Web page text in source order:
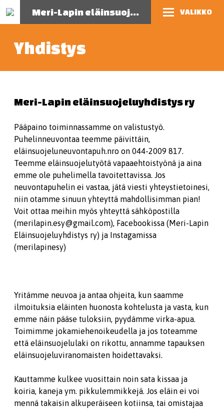
Meri-Lapin eläinsuojeluyhdistys VALIKKO
Yhdistys
Meri-Lapin eläinsuojeluyhdistys ry
Pääpaino toiminnassamme on valistustyö.
Puhelinneuvontaa teemme päivittäin,
eläinsuojeluneuvontapuh.nro on 044-2009 817.
Teemme eläinsuojelutyötä vapaaehtoistyönä ja aina
emme ole puhelimella tavoitettavissa. Jos
neuvontapuhelin ei vastaa, jätä viesti yhteystietoinesi,
niin otamme sinuun yhteyttä mahdollisimman pian!
Voit ottaa meihin myös yhteyttä sähköpostilla
(merilapin.esy@gmail.com), Facebookissa (Meri-Lapin
Eläinsuojeluyhdistys ry) ja Instagamissa
(merilapinesy)
Yritämme neuvoa ja antaa ohjeita, kun saamme
ilmoituksia eläinten huonosta kohtelusta ja vasta, kun
emme näin pääse tuloksiin, pyydämme virka-apua.
Toimimme jokamiehenoikeudella ja jos toteamme
että eläinsuojelulaki on rikottu, annamme tapauksen
eläinsuojeluviranomaisten hoidettavaksi.
Kauttamme kulkee vuosittain noin sata kissaa ja
koiria, kaneja ym. pikkulemmikkejä. Jos eläin ei voi
mennä takaisin alkuperäiseen kotiinsa, tai omistajaa